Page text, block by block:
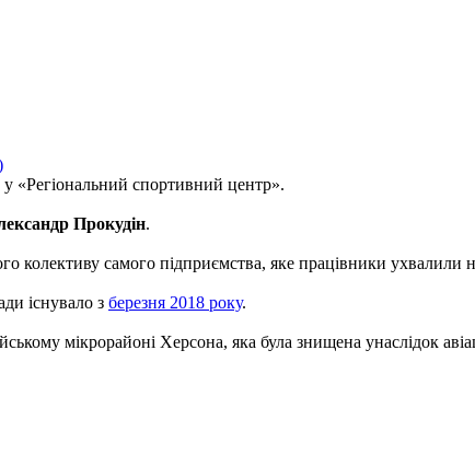
«Регіональний спортивний центр».
Прокудін.
колективу самого підприємства, яке працівники ухвалили
існувало з березня 2018 року.
мікрорайоні Херсона, яка була знищена унаслідок